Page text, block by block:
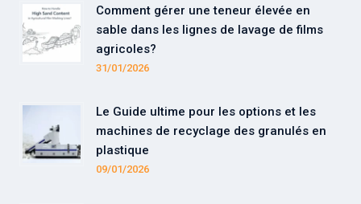
Comment gérer une teneur élevée en
sable dans les lignes de lavage de films
agricoles?
31/01/2026
Le Guide ultime pour les options et les
machines de recyclage des granulés en
plastique
09/01/2026